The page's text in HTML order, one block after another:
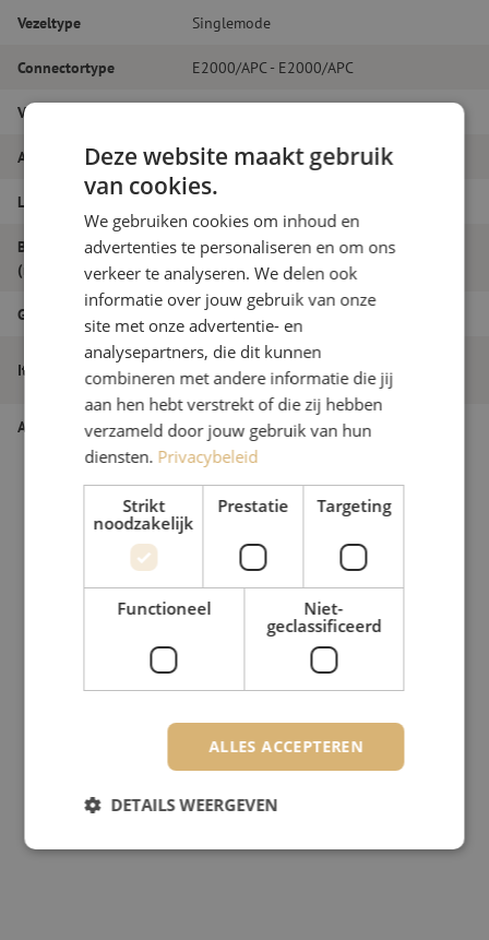
Vezeltype Singlemode
Connectortype E2000/APC - E2000/APC
Vezelsoort
Aantal vezels Simplex
Lengte 4m
Buitendiameter
(mm)
2.0
Grade
Itemnaam
Patchkabel simplex SM, E2000/APC-
E2000/APC, 2.0mm, 4m, Huber+Suhner
Artikelnummer M20000525
Deze website maakt gebruik
van cookies.
We gebruiken cookies om inhoud en
advertenties te personaliseren en om ons
verkeer te analyseren. We delen ook
informatie over jouw gebruik van onze
site met onze advertentie- en
analysepartners, die dit kunnen
combineren met andere informatie die jij
aan hen hebt verstrekt of die zij hebben
verzameld door jouw gebruik van hun
diensten. Privacybeleid
Strikt
noodzakelijk
Prestatie Targeting
Functioneel
Niet-
geclassificeerd
ALLES ACCEPTEREN
DETAILS WEERGEVEN